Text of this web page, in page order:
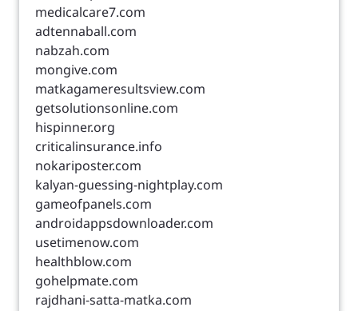
medicalcare7.com
adtennaball.com
nabzah.com
mongive.com
matkagameresultsview.com
getsolutionsonline.com
hispinner.org
criticalinsurance.info
nokariposter.com
kalyan-guessing-nightplay.com
gameofpanels.com
androidappsdownloader.com
usetimenow.com
healthblow.com
gohelpmate.com
rajdhani-satta-matka.com